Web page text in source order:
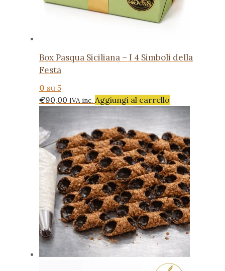
Box Pasqua Siciliana – I 4 Simboli della
Festa
0 su 5
€90,00 IVA inc. Aggiungi al carrello